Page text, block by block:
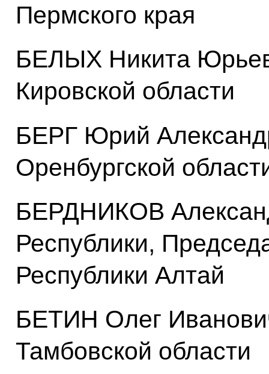
Пермского края
БЕЛЫХ Никита
Кировской области
БЕРГ Юрий
Оренбургской
БЕРДНИКОВ
Республики,
Республики Алтай
БЕТИН Олег
Тамбовской области